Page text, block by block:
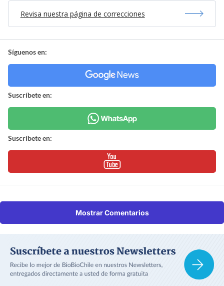
Revisa nuestra página de correcciones
Síguenos en:
Suscríbete en:
Suscríbete en:
Mostrar Comentarios